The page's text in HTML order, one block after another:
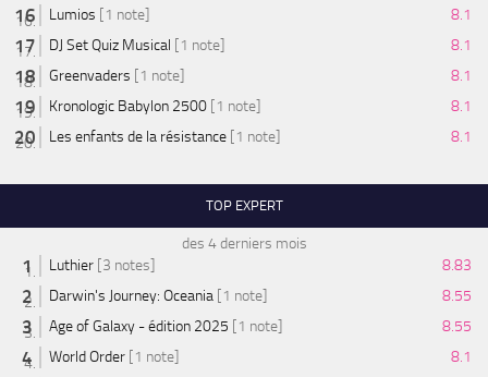
Lumios [1 note]
8.1
DJ Set Quiz Musical [1 note]
8.1
Greenvaders [1 note]
8.1
Kronologic Babylon 2500 [1 note]
8.1
Les enfants de la résistance [1 note] 8.1
TOP EXPERT
des 4 derniers mois
Luthier [3 notes]
8.83
Darwin's Journey: Oceania [1 note]
8.55
Age of Galaxy - édition 2025 [1 note]
8.55
World Order [1 note]
8.1